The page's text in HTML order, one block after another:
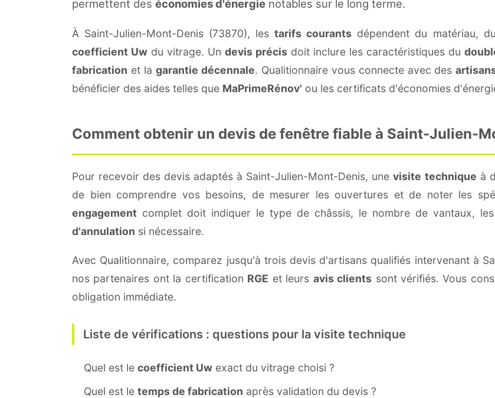
permettent des économies d'énergie notables sur le long terme.
À Saint-Julien-Mont-Denis (73870), lestarifs courants dépendent du matériau,
coefficient Uw du vitrage. Un devis précis doit inclure les caractéristiques du
fabrication et la garantie décennale. Qualitionnaire vous connecte avec des
bénéficier des aides telles que MaPrimeRénov' ou les certificats d'économies
Comment obtenir un devis de fenêtre fiable à Saint-Julien-
Pour recevoir des devis adaptés à Saint-Julien-Mont-Denis, unevisite technique à
de bien comprendre vos besoins, de mesurer les ouvertures et de noter les
engagement complet doit indiquer le type de châssis, le nombre de vantaux,
d'annulation si nécessaire.
Avec Qualitionnaire, comparez jusqu'à trois devis d'artisans qualifiés intervenant à
nos partenaires ont la certification RGE et leurs avis clients sont vérifiés. Vous
obligation immédiate.
Liste de vérifications : questions pour la visite technique
Quel est le coefficient Uw exact du vitrage choisi ?
Quel est le temps de fabrication après validation du devis ?